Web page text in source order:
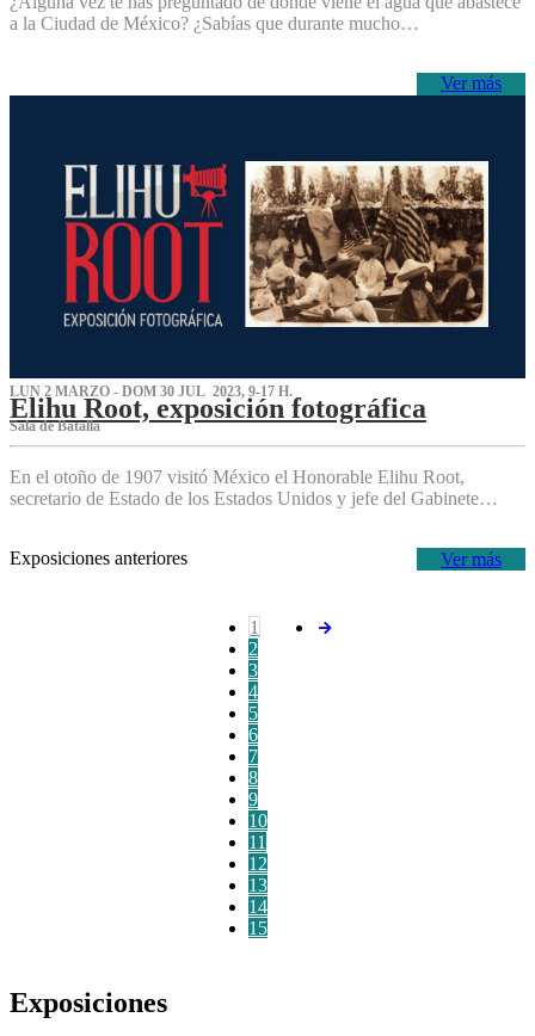
a la Ciudad de México? ¿Sabías que durante mucho…
Ver más
LUN 2 MARZO - DOM 30 JUL 2023, 9-17 H.
Elihu Root, exposición fotográfica
Sala de Batalla
En el otoño de 1907 visitó México el Honorable Elihu Root,
secretario de Estado de los Estados Unidos y jefe del Gabinete…
Ver más
Exposiciones anteriores
1
2
3
4
5
6
7
8
9
10
11
12
13
14
15
Exposiciones